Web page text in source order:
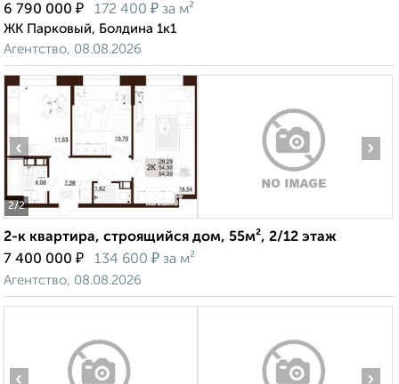
6 790 000 ₽ 172 400 ₽ за м²
ЖК Парковый, Болдина 1к1
Агентство, 08.08.2026
2/2
‹ ›
2-к квартира, строящийся дом, 55м², 2/12 этаж
7 400 000 ₽ 134 600 ₽ за м²
Агентство, 08.08.2026
‹ ›